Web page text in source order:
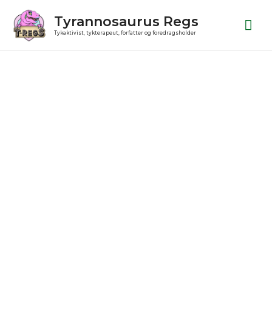
indholdet
Tyrannosaurus Regs
Tykaktivist, tykterapeut, forfatter og foredragsholder